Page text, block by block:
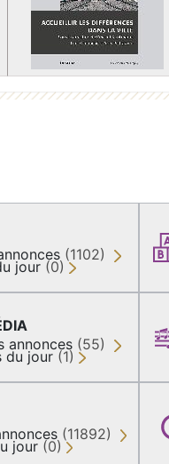
(1102)
jour (0)
annonces (55)
du jour (1)
(11892)
jour (0)